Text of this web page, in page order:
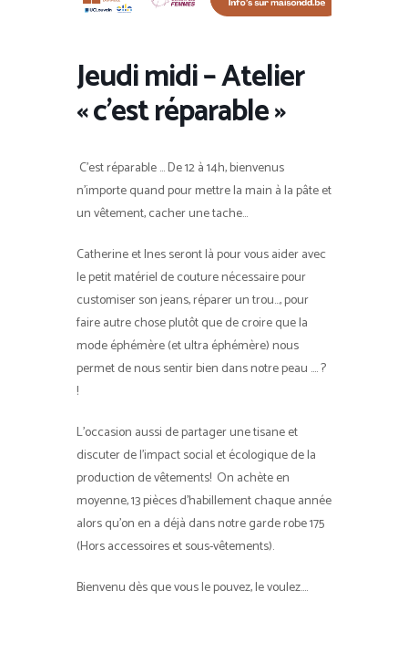
Jeudi midi – Atelier
« c’est réparable »
C’est réparable … De 12 à 14h, bienvenus
n’importe quand pour mettre la main à la pâte et
un vêtement, cacher une tache…
Catherine et Ines seront là pour vous aider avec
le petit matériel de couture nécessaire pour
customiser son jeans, réparer un trou…, pour
faire autre chose plutôt que de croire que la
mode éphémère (et ultra éphémère) nous
permet de nous sentir bien dans notre peau …. ?
!
L’occasion aussi de partager une tisane et
discuter de l’impact social et écologique de la
production de vêtements! On achète en
moyenne, 13 pièces d’habillement chaque année
alors qu’on en a déjà dans notre garde robe 175
(Hors accessoires et sous-vêtements).
Bienvenu dès que vous le pouvez, le voulez….